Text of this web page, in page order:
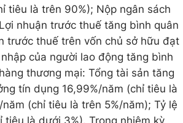
tiêu là trên 90%); Nộp ngân sách
nhuận trước thuế tăng bình quân
trước thuế trên vốn chủ sở hữu đạt
của người lao động tăng bình
thương mại: Tổng tài sản tăng
tín dụng 16,99%/năm (chỉ tiêu là
(chỉ tiêu là trên 5%/năm); Tỷ lệ
tiêu là dưới 3%). Trong nhiệm kỳ